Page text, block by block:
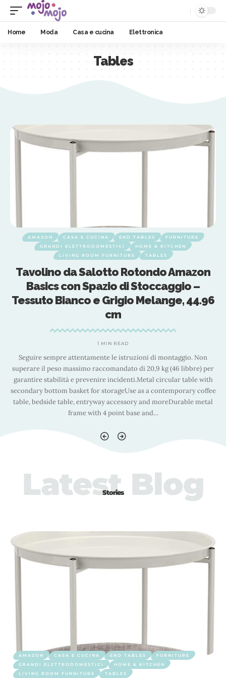
Home Moda Casa e cucina Elettronica
Tables
AMAZON CASA E CUCINA END TABLES
FURNITURE
GRANDI ELETTRODOMESTICI
HOME & KITCHEN
LIVING ROOM FURNITURE
TABLES
Tavolino da Salotto Rotondo Amazon
Basics con Spazio di Stoccaggio –
Tessuto Bianco e Grigio Melange, 44.96
cm
1 MIN READ
Seguire sempre attentamente le istruzioni di montaggio. Non
superare il peso massimo raccomandato di 20,9 kg (46 libbre) per
garantire stabilità e prevenire incidenti.Metal circular table with
secondary bottom basket for storageUse as a contemporary coffee
table, bedside table, entryway accessory and moreDurable metal
frame with 4 point base and…
Stories
Latest Blog
AMAZON CASA E CUCINA END TABLES
FURNITURE
GRANDI ELETTRODOMESTICI
HOME & KITCHEN
LIVING ROOM FURNITURE
TABLES